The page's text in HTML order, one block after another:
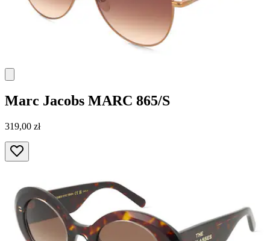
Marc Jacobs MARC 865/S
319,00 zł